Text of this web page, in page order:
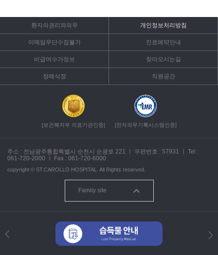
환자의권리와의무 개인정보처리방침
이메일무단수집불가 진료예약안내
비급여수가정보 찾아오시는길
장례식장 직원공간
[보건복지부 의료기관인증] [전자의무기록시스템인증]
Family site
주소 : 전남광주통합특별시 순천시 순광로 221 우편번호 : 57931
Tel :
061-720-2000
Fax : 061-720-6000
copyright © ST.CAROLLO HOSPITAL. All Rights reserved.